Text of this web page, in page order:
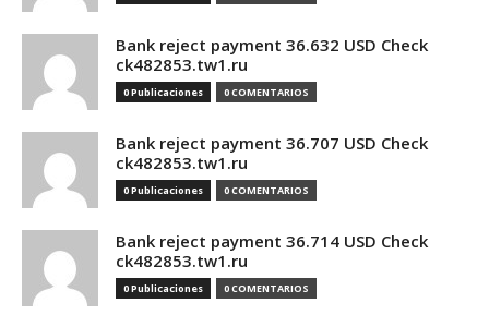
Bank reject payment 36.632 USD Check
ck482853.tw1.ru
0 Publicaciones 0 COMENTARIOS
Bank reject payment 36.707 USD Check
ck482853.tw1.ru
0 Publicaciones 0 COMENTARIOS
Bank reject payment 36.714 USD Check
ck482853.tw1.ru
0 Publicaciones 0 COMENTARIOS